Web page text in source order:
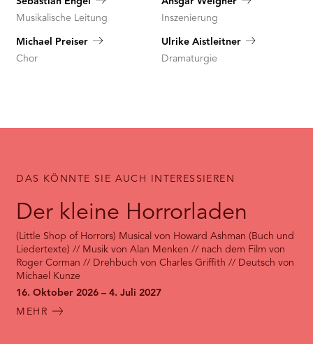
Musikalische Leitung
Inszenierung
Michael Preiser
Chor
Ulrike Aistleitner
Dramaturgie
DAS KÖNNTE SIE AUCH INTERESSIEREN
Der kleine Horrorladen
(Little Shop of Horrors) Musical von Howard Ashman (Buch und
Liedertexte) // Musik von Alan Menken // nach dem Film von
Roger Corman // Drehbuch von Charles Griffith // Deutsch von
Michael Kunze
16. Oktober 2026 – 4. Juli 2027
MEHR